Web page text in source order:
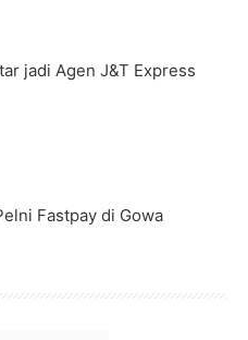
jadi Agen J&T Express
Fastpay di Gowa